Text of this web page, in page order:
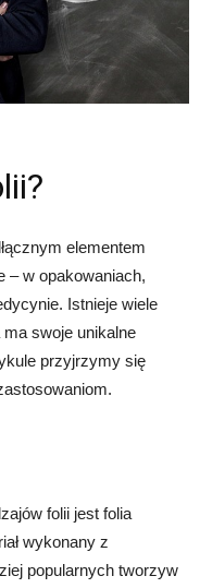
elementem
– w opakowaniach,
Istnieje wiele
swoje unikalne
przyjrzymy się
folii jest folia
wykonany z
popularnych tworzyw